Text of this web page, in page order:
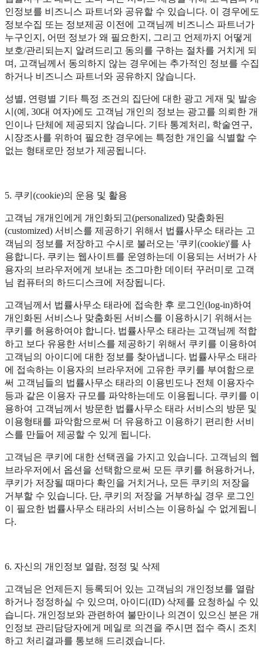
인정보를 비즈니스 파트너와 공유할 수 있습니다. 이 경우에도
정보수집 또는 정보제공 이전에 고객님께 비즈니스 파트너가
누구인지, 어떤 정보가 왜 필요한지, 그리고 언제까지 어떻게
보호/관리되는지 알려드리고 동의를 구하는 절차를 거치게 되
며, 고객님께서 동의하지 않는 경우에는 추가적인 정보를 수집
하거나 비즈니스 파트너와 공유하지 않습니다.
성별, 연령별 기타 특정 조건의 집단에 대한 광고 게재 및 발송
시(예, 30대 여자)에도 고객님 개인의 정보는 광고를 의뢰한 개
인이나 단체에 제공되지 않습니다. 기타 통계처리, 학술연구,
시장조사를 위하여 필요한 경우에는 특정한 개인을 식별할 수
없는 형태로만 정보가 제공됩니다.
5. 쿠키(cookie)의 운용 및 활용
고객님 개개인에게 개인화되고(personalized) 맞춤화된
(customized) 서비스를 제공하기 위해서 법률사무소 태라는 고
객님의 정보를 저장하고 수시로 불러오는 '쿠키(cookie)'를 사
용합니다. 쿠키는 웹사이트를 운영하는데 이용되는 서버가 사
용자의 브라우저에게 보내는 조그마한 데이터 꾸러미로 고객
님 컴퓨터의 하드디스크에 저장됩니다.
고객님께서 법률사무소 태라에 접속한 후 로그인(log-in)하여
개인화된 서비스나 맞춤화된 서비스를 이용하시기 위해서는
쿠키를 허용하여야 합니다. 법률사무소 태라는 고객님께 적합
하고 보다 유용한 서비스를 제공하기 위해서 쿠키를 이용하여
고객님의 아이디에 대한 정보를 찾아냅니다. 법률사무소 태라
에 접속하는 이용자의 브라우저에 고유한 쿠키를 부여함으로
써 고객님들의 법률사무소 태라의 이용빈도나 전체 이용자수
등과 같은 이용자 규모를 파악하는데도 이용됩니다. 쿠키를 이
용하여 고객님께서 방문한 법률사무소 태라 서비스의 방문 및
이용형태를 파악함으로써 더 유용하고 이용하기 편리한 서비
스를 만들어 제공할 수 있게 됩니다.
고객님은 쿠키에 대한 선택권을 가지고 있습니다. 고객님의 웹
브라우저에서 옵션을 선택함으로써 모든 쿠키를 허용하거나,
쿠키가 저장될 때마다 확인을 거치거나, 모든 쿠키의 저장을
거부할 수 있습니다. 단, 쿠키의 저장을 거부하실 경우 로그인
이 필요한 법률사무소 태라의 서비스는 이용하실 수 없게됩니
다.
6. 자신의 개인정보 열람, 정정 및 삭제
고객님은 언제든지 등록되어 있는 고객님의 개인정보를 열람
하거나 정정하실 수 있으며, 아이디(ID) 삭제를 요청하실 수 있
습니다. 개인정보와 관련하여 불만이나 의견이 있으신 분은 개
인정보 관리담당자에게 메일로 의견을 주시면 접수 즉시 조치
하고 처리결과를 통보해 드리겠습니다.